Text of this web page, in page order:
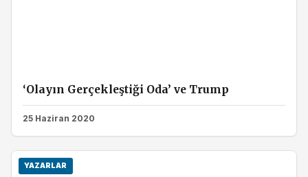
‘Olayın Gerçekleştiği Oda’ ve Trump
25 Haziran 2020
YAZARLAR